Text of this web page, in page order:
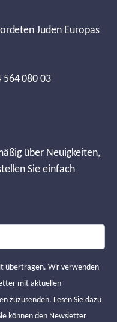
Juden Europas
564 080 03
über Neuigkeiten,
Sie einfach
übertragen. Wir verwenden
mit aktuellen
zuzusenden. Lesen Sie dazu
können den Newsletter